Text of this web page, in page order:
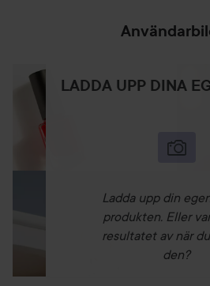
LADDA UPP DINA
Ladda upp din
produkten. Eller
resultatet av när
den?